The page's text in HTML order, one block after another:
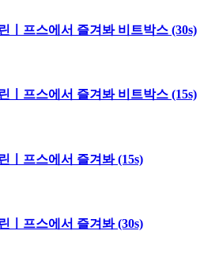
ㅣ프스에서 즐겨봐 비트박스 (30s)
ㅣ프스에서 즐겨봐 비트박스 (15s)
ㅣ프스에서 즐겨봐 (15s)
ㅣ프스에서 즐겨봐 (30s)